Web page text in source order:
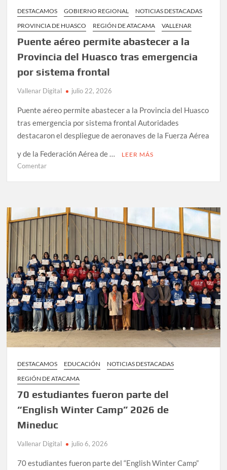
DESTACAMOS GOBIERNO REGIONAL
NOTICIAS DESTACADAS
PROVINCIA DE HUASCO
REGIÓN DE ATACAMA VALLENAR
Puente aéreo permite abastecer a la
Provincia del Huasco tras emergencia
por sistema frontal
Vallenar Digital julio 22, 2026
Puente aéreo permite abastecer a la Provincia del Huasco
tras emergencia por sistema frontal Autoridades
destacaron el despliegue de aeronaves de la Fuerza Aérea
y de la Federación Aérea de …
LEER MÁS
Comentaren
abastecer
a
Provincia
del
Huasco
tras
emergencia
por
sistema
frontal
DESTACAMOS EDUCACIÓN
NOTICIAS DESTACADAS
REGIÓN DE ATACAMA
70 estudiantes fueron parte del
“English Winter Camp” 2026 de
Mineduc
Vallenar Digital julio 6, 2026
70 estudiantes fueron parte del “English Winter Camp”